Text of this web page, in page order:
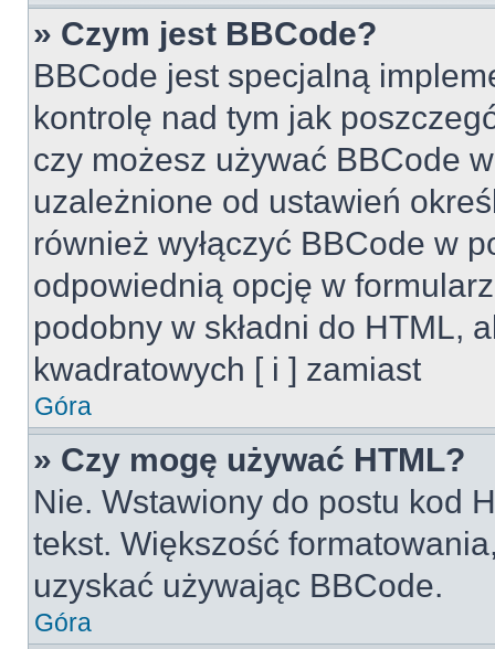
» Czym jest BBCode?
BBCode jest specjalną
kontrolę nad tym jak
czy możesz używać BBCode
uzależnione od ustawień
również wyłączyć BBCode w
odpowiednią opcję w
podobny w składni do HTML,
kwadratowych [ i ] zamiast
Góra
» Czy mogę używać HTML?
Nie. Wstawiony do postu kod
tekst. Większość
uzyskać używając BBCode.
Góra